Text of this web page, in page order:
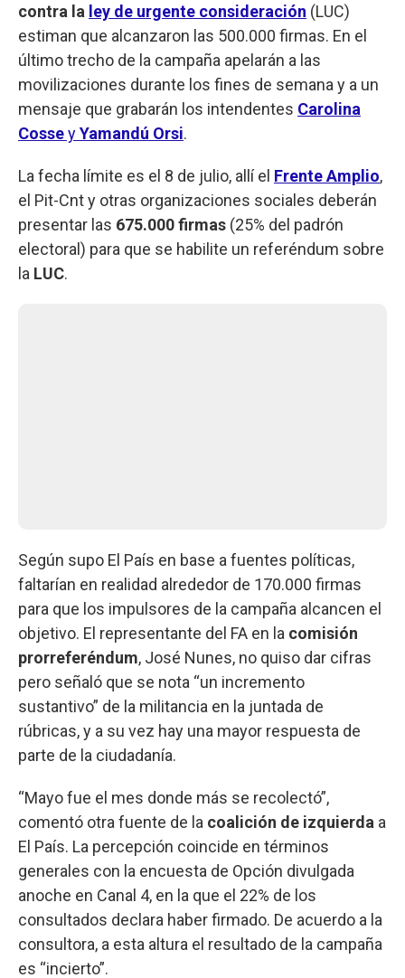
contra la ley de urgente consideración (LUC)
estiman que alcanzaron las 500.000 firmas. En el
último trecho de la campaña apelarán a las
movilizaciones durante los fines de semana y a un
mensaje que grabarán los intendentes Carolina
CosseyYamandú Orsi.
La fecha límite es el 8 de julio, allí el Frente Amplio,
el Pit-Cnt y otras organizaciones sociales deberán
presentar las 675.000 firmas (25% del padrón
electoral) para que se habilite un referéndum sobre
la LUC.
Según supo El País en base a fuentes políticas,
faltarían en realidad alrededor de 170.000 firmas
para que los impulsores de la campaña alcancen el
objetivo. El representante del FA en la comisión
prorreferéndum, José Nunes, no quiso dar cifras
pero señaló que se nota “un incremento
sustantivo” de la militancia en la juntada de
rúbricas, y a su vez hay una mayor respuesta de
parte de la ciudadanía.
“Mayo fue el mes donde más se recolectó”,
comentó otra fuente de la coalición de izquierda a
El País. La percepción coincide en términos
generales con la encuesta de Opción divulgada
anoche en Canal 4, en la que el 22% de los
consultados declara haber firmado. De acuerdo a la
consultora, a esta altura el resultado de la campaña
es “incierto”.